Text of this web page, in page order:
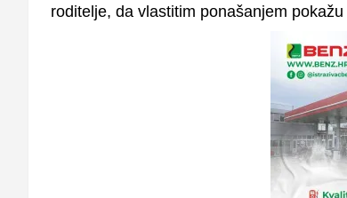
roditelje, da vlastitim ponašanjem